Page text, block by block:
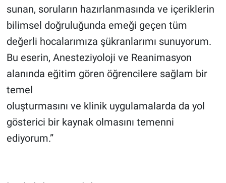
sunan, soruların hazırlanmasında ve içeriklerin
bilimsel doğruluğunda emeği geçen tüm
değerli hocalarımıza şükranlarımı sunuyorum.
Bu eserin, Anesteziyoloji ve Reanimasyon
alanında eğitim gören öğrencilere sağlam bir
temel
oluşturmasını ve klinik uygulamalarda da yol
gösterici bir kaynak olmasını temenni
ediyorum.”